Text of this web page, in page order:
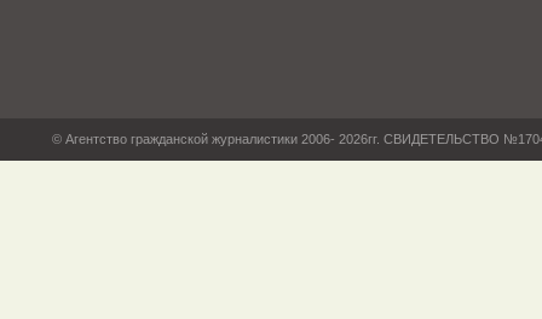
© Агентство гражданской журналистики 2006- 2026гг. СВИДЕТЕЛЬСТВО